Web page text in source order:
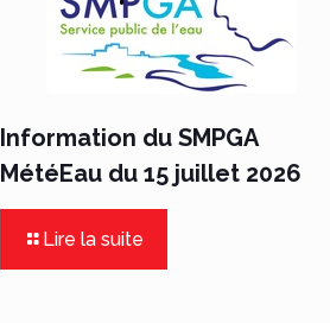
Information du SMPGA
MétéEau du 15 juillet 2026
Lire la suite